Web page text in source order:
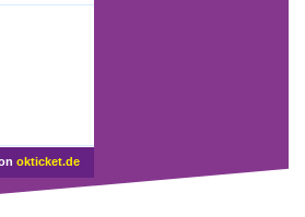
okticket.de